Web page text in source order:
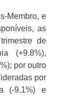
Membro, e
as
de
(+9.8%),
por outro
por
(-9.1%) e